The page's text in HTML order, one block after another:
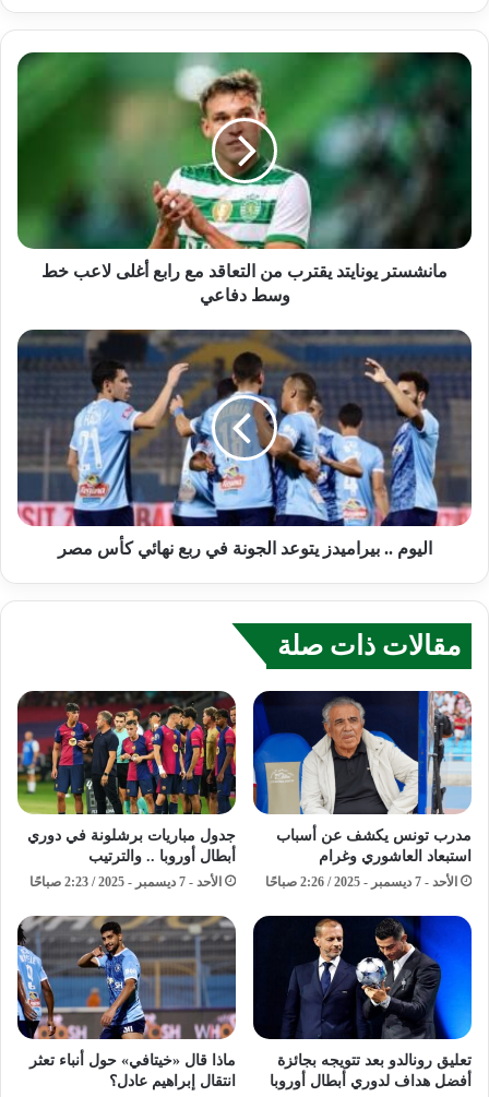
مانشستر يونايتد يقترب من التعاقد مع رابع أغلى لاعب خط
وسط دفاعي
اليوم .. بيراميدز يتوعد الجونة في ربع نهائي كأس مصر
مقالات ذات صلة
مدرب تونس يكشف عن أسباب
استبعاد العاشوري وغرام
الأحد - 7 ديسمبر - 2025 / 2:26 صباحًا
جدول مباريات برشلونة في دوري
أبطال أوروبا .. والترتيب
الأحد - 7 ديسمبر - 2025 / 2:23 صباحًا
تعليق رونالدو بعد تتويجه بجائزة
أفضل هداف لدوري أبطال أوروبا
ماذا قال «خيتافي» حول أنباء تعثر
انتقال إبراهيم عادل؟